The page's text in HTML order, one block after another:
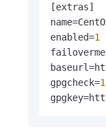
[extras]
enabled=1
gpgcheck=1